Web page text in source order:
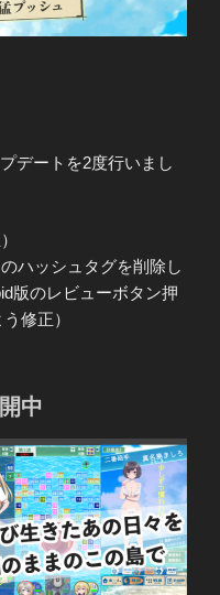
デートを2度行いまし
ハッシュタグを削除し
版のレビューボタン押
修正）
中